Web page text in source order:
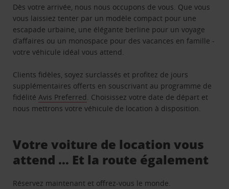
Dès votre arrivée, nous nous occupons de vous. Que vous
vous laissiez tenter par un modèle compact pour une
escapade urbaine, une élégante berline pour un voyage
d’affaires ou un monospace pour des vacances en famille -
votre véhicule idéal vous attend.
Clients fidèles, soyez surclassés et profitez de jours
supplémentaires offerts en souscrivant au programme de
fidélitéAvis Preferred. Choisissez votre date de départ et
nous mettrons votre véhicule de location à disposition.
Votre voiture de location vous
attend … Et la route également
Réservez maintenant et offrez-vous le monde.